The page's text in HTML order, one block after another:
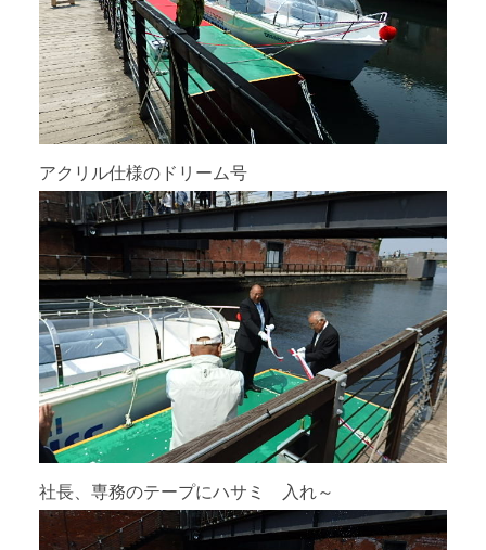
アクリル仕様のドリーム号
社長、専務のテープにハサミ 入れ～